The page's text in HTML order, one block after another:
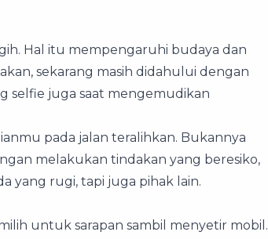
Hal itu mempengaruhi budaya dan
sekarang masih didahului dengan
selfie juga saat mengemudikan
pada jalan teralihkan. Bukannya
melakukan tindakan yang beresiko,
yang rugi, tapi juga pihak lain.
untuk sarapan sambil menyetir mobil.